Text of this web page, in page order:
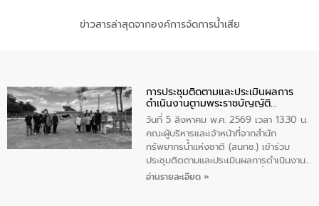
ข่าวสารล่าสุดจากองค์การจัดการน้ำเสีย
การประชุมติดตามและประเมินผลการ
ดำเนินงานตามพระราชบัญญัติ
ทรัพยากรน้ำ พ.ศ. 2561 ประจำ
ปีงบประมาณ พ.ศ. 2569
วันที่ 5 สิงหาคม พ.ศ. 2569 เวลา 13.30 น.
คณะผู้บริหารและเจ้าหน้าที่จากสำนัก
ทรัพยากรน้ำแห่งชาติ (สนทช.) เข้าร่วม
ประชุมติดตามและประเมินผลการดำเนินงาน
ตามพระราชบัญญัติทรัพยากรน้ำ พ.ศ. 2561
อ่านรายละเอียด »